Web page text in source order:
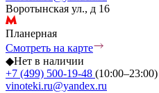
Воротынская ул., д 16
Планерная
Смотреть на карте
◆Нет в наличии
+7 (499) 500-19-48 (10:00–23:00)
vinoteki.ru@yandex.ru